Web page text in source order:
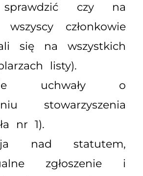
czy na
wszyscy członkowie
się na wszystkich
listy).
uchwały o
stowarzyszenia
nr 1).
nad statutem,
zgłoszenie i